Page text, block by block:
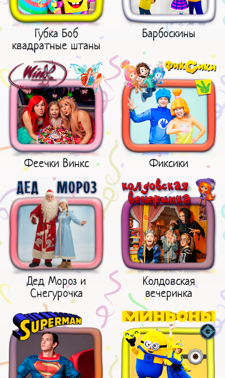
Губка Боб
квадратные штаны
Барбоскины
Феечки Винкс Фиксики
Дед Мороз и
Снегурочка
Колдовская
вечеринка